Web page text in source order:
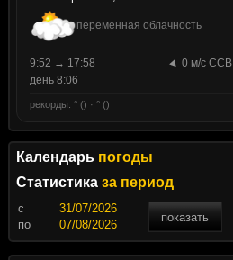
переменная облачность
9:52 → 17:58
0 м/с ССВ
день 8:06
рекорды: ° () · ° ()
Календарь погоды
Статистика за период
c
показать
по